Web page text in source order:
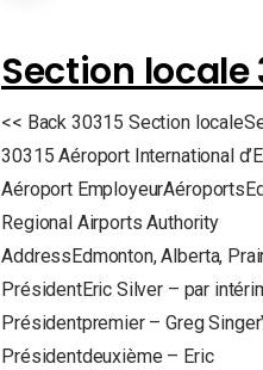
Section locale
<< Back 30315 Section
30315 Aéroport International
Aéroport
Regional Airports Authority
AddressEdmonton, Alberta,
PrésidentEric Silver – par
Présidentpremier – Greg
Présidentdeuxième – Eric